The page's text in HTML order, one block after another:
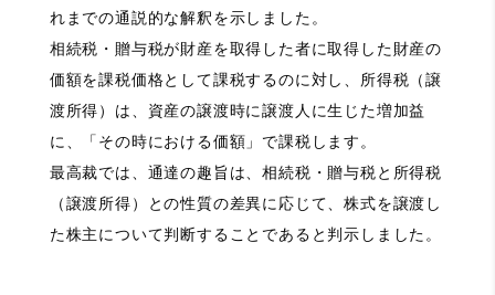
れまでの通説的な解釈を示しました。
相続税・贈与税が財産を取得した者に取得した財産の
価額を課税価格として課税するのに対し、所得税（譲
渡所得）は、資産の譲渡時に譲渡人に生じた増加益
に、「その時における価額」で課税します。
最高裁では、通達の趣旨は、相続税・贈与税と所得税
（譲渡所得）との性質の差異に応じて、株式を譲渡し
た株主について判断することであると判示しました。